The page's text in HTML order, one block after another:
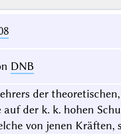
DNB
der
der k. k. hohen
von jenen